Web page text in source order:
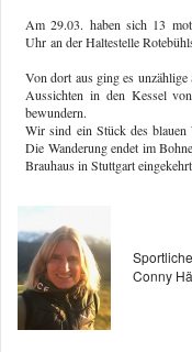
Am 29.03. haben sich 13
Uhr an der Haltestelle
Von dort aus ging es
Aussichten in den Kessel
bewundern.
Wir sind ein Stück des blauen
Die Wanderung endet im
Brauhaus in Stuttgart eingekehrt
Conny